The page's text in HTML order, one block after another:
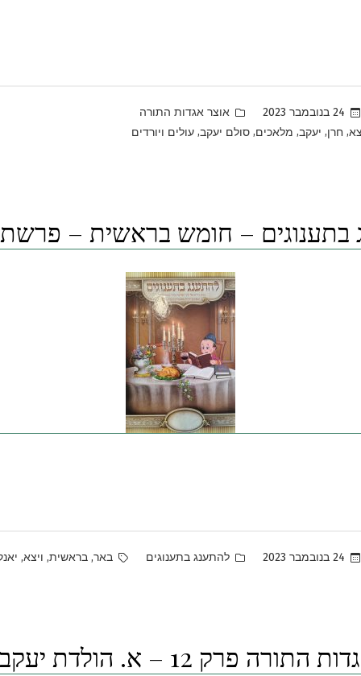
24 בנובמבר 2023
Posted
in
אוצר אגדות התורה
, חרן, יעקב, מלאכים, סולם יעקב, עולים ויורדים
בתענוגים – חומש בראשית – פרשת
24 בנובמבר 2023
Posted
להתענג בתענוגים Tags:
באר, בראשית, ויצא,
פרק 12 – א. הולדת יעקב ועשיו